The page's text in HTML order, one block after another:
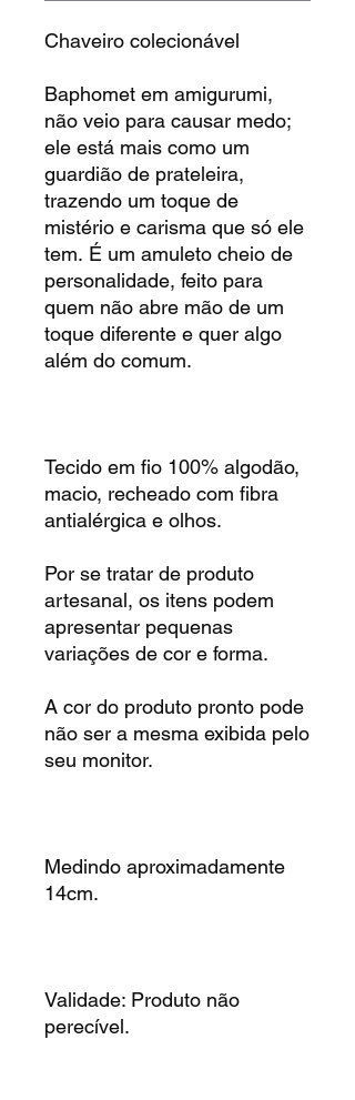
Chaveiro colecionável
Baphomet em amigurumi,
não veio para causar medo;
ele está mais como um
guardião de prateleira,
trazendo um toque de
mistério e carisma que só ele
tem. É um amuleto cheio de
personalidade, feito para
quem não abre mão de um
toque diferente e quer algo
além do comum.
Tecido em fio 100% algodão,
macio, recheado com fibra
antialérgica e olhos.
Por se tratar de produto
artesanal, os itens podem
apresentar pequenas
variações de cor e forma.
A cor do produto pronto pode
não ser a mesma exibida pelo
seu monitor.
Medindo aproximadamente
14cm.
Validade: Produto não
perecível.